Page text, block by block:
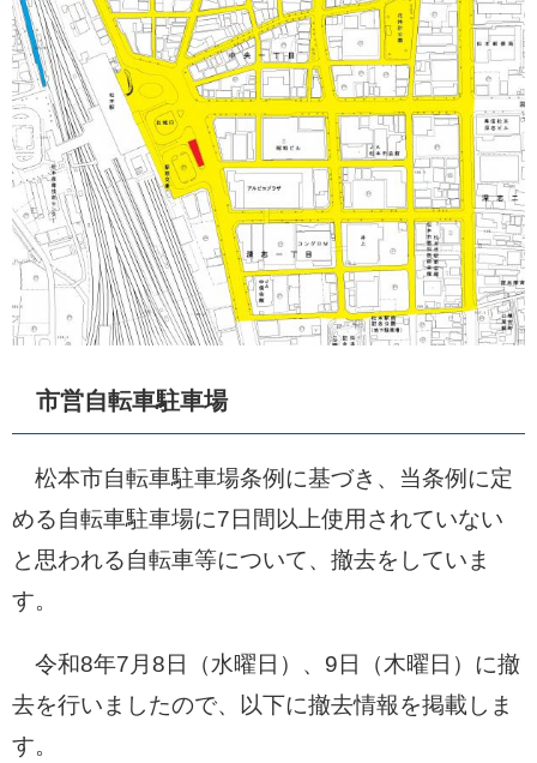
市営自転車駐車場
松本市自転車駐車場条例に基づき、当条例に定
める自転車駐車場に7日間以上使用されていない
と思われる自転車等について、撤去をしていま
す。
令和8年7月8日（水曜日）、9日（木曜日）に撤
去を行いましたので、以下に撤去情報を掲載しま
す。